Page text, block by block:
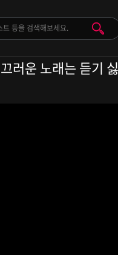
러운 노래는 듣기